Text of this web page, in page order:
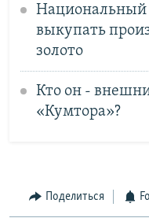
Национальный
выкупать
золото
Кто он -
«Кумтора»?
Поделиться